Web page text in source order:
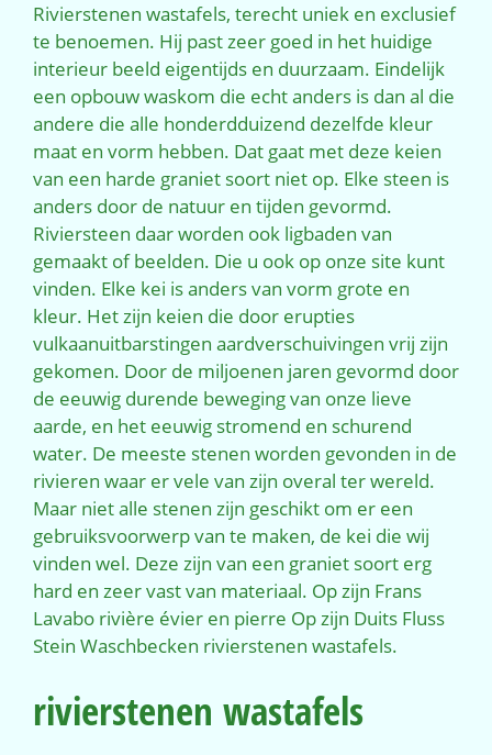
Rivierstenen wastafels, terecht uniek en exclusief
te benoemen. Hij past zeer goed in het huidige
interieur beeld eigentijds en duurzaam. Eindelijk
een opbouw waskom die echt anders is dan al die
andere die alle honderdduizend dezelfde kleur
maat en vorm hebben. Dat gaat met deze keien
van een harde graniet soort niet op. Elke steen is
anders door de natuur en tijden gevormd.
Riviersteen daar worden ook ligbaden van
gemaakt of beelden. Die u ook op onze site kunt
vinden. Elke kei is anders van vorm grote en
kleur. Het zijn keien die door erupties
vulkaanuitbarstingen aardverschuivingen vrij zijn
gekomen. Door de miljoenen jaren gevormd door
de eeuwig durende beweging van onze lieve
aarde, en het eeuwig stromend en schurend
water. De meeste stenen worden gevonden in de
rivieren waar er vele van zijn overal ter wereld.
Maar niet alle stenen zijn geschikt om er een
gebruiksvoorwerp van te maken, de kei die wij
vinden wel. Deze zijn van een graniet soort erg
hard en zeer vast van materiaal. Op zijn Frans
Lavabo rivière évier en pierre Op zijn Duits Fluss
Stein Waschbecken rivierstenen wastafels.
rivierstenen wastafels